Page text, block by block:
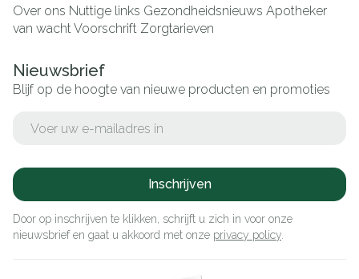
Over ons Nuttige links Gezondheidsnieuws Apotheker
van wachtVoorschrift Zorgtarieven
Nieuwsbrief
Blijf op de hoogte van nieuwe producten en promoties
Inschrijven
Door op inschrijven te klikken, schrijft u zich in voor onze
nieuwsbrief en gaat u akkoord met onze privacy policy